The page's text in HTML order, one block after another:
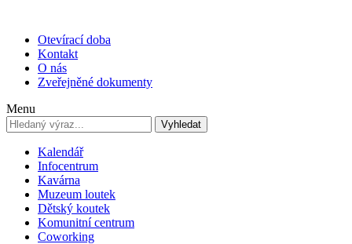
Otevírací doba
Kontakt
O nás
Zveřejněné dokumenty
Menu
Vyhledat
Kalendář
Infocentrum
Kavárna
Muzeum loutek
Dětský koutek
Komunitní centrum
Coworking